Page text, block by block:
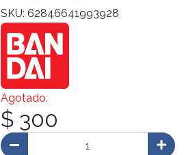
SKU: 62846641993928
Agotado.
$ 300